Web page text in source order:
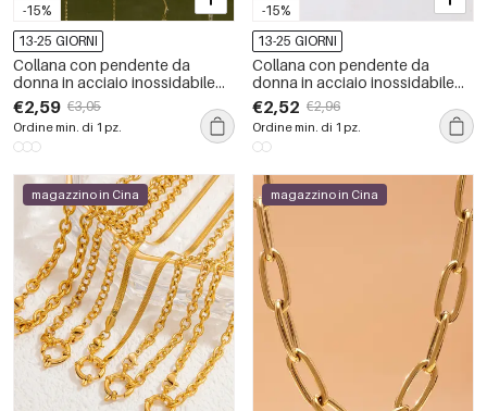
-15%
13-25 GIORNI
Collana con pendente da
donna in acciaio inossidabile
impermeabile color oro con
zirconi
€2,59 €3,05
Ordine min. di 1 pz.
-15%
13-25 GIORNI
Collana con pendente da
donna in acciaio inossidabile
impermeabile color oro con
zirconi
€2,52 €2,96
Ordine min. di 1 pz.
magazzino in Cina magazzino in Cina